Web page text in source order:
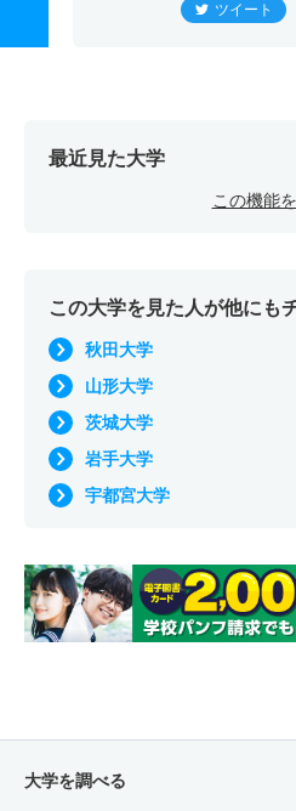
ツイート
最近見た大学
この機能
この大学を見た人が他にも
秋田大学
山形大学
茨城大学
岩手大学
宇都宮大学
大学を調べる